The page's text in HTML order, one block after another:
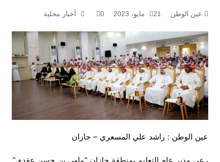
عين الوطن 21 مايو، 2023 0 أخبار محلية
عين الوطن : راشد علي المسعري – جازان
رعى مدير عام التعليم بمنطقة جازان “ملهي بن حسن عقدي”